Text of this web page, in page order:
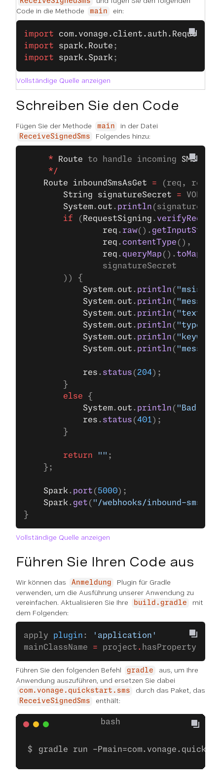
Code in die Methode
main ein:
import
import spark.Route ;
import spark.Spark ;
Vollständige Quelle anzeigen
Schreiben Sie den Code
Fügen Sie der Methode main in der Datei
ReceiveSignedSms Folgendes hinzu:
     *
Route to handle incoming SMS GET
     */
    Route
inboundSmsAsGet = (req, res)
        String
signatureSecret =
        System
. out . println
        if
( RequestSigning .
                req
. raw(). getInputStream
                req
. contentType (),
                req
. queryMap ().toMap
                signatureSecret
        )) {
            System
. out . println ( "msisdn:
            System
. out . println (
            System
. out . println ( "text: "
            System
. out . println ( "type: "
            System
. out . println (
            System
. out . println (
            res
. status ( 204 );
        }
        else
{
            System
. out . println ( "Bad
            res
. status (401 );
        }
        return
"" ;
    };
    Spark
. port ( 5000);
    Spark
. get ( "/webhooks/inbound-sms"
}
Vollständige Quelle anzeigen
Führen Sie Ihren Code aus
Wir können das Anmeldung
Plugin für Gradle
verwenden, um die Ausführung unserer Anwendung zu
vereinfachen. Aktualisieren Sie Ihre
build.gradle
mit
dem Folgenden:
apply plugin :
'application'
mainClassName = project . hasProperty(
Führen Sie den folgenden Befehl gradle
aus, um Ihre
Anwendung auszuführen, und ersetzen Sie dabei
com.vonage.quickstart.sms durch das Paket, das
ReceiveSignedSms enthält:
gradle run -